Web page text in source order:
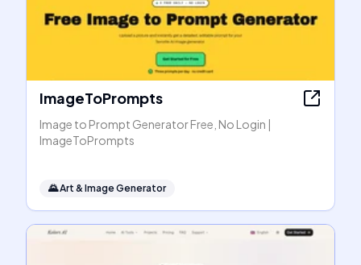
ImageToPrompts
Image to Prompt Generator Free, No Login |
ImageToPrompts
🌄Art & Image Generator